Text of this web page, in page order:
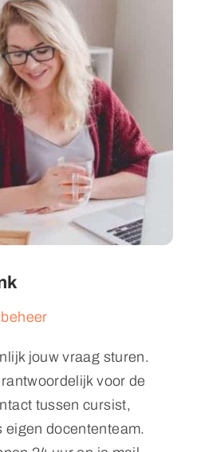
jouw vraag sturen.
voor de
tussen cursist,
eigen docententeam.